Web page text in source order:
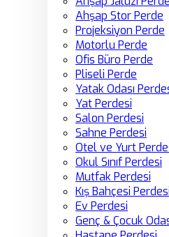
Ahşap Stor Perde
Projeksiyon Perde
Motorlu Perde
Ofis Büro Perde
Pliseli Perde
Yatak Odası
Yat Perdesi
Salon Perdesi
Sahne Perdesi
Otel ve Yurt
Okul Sınıf Perdesi
Mutfak Perdesi
Kış Bahçesi Perdesi
Ev Perdesi
Genç & Çocuk